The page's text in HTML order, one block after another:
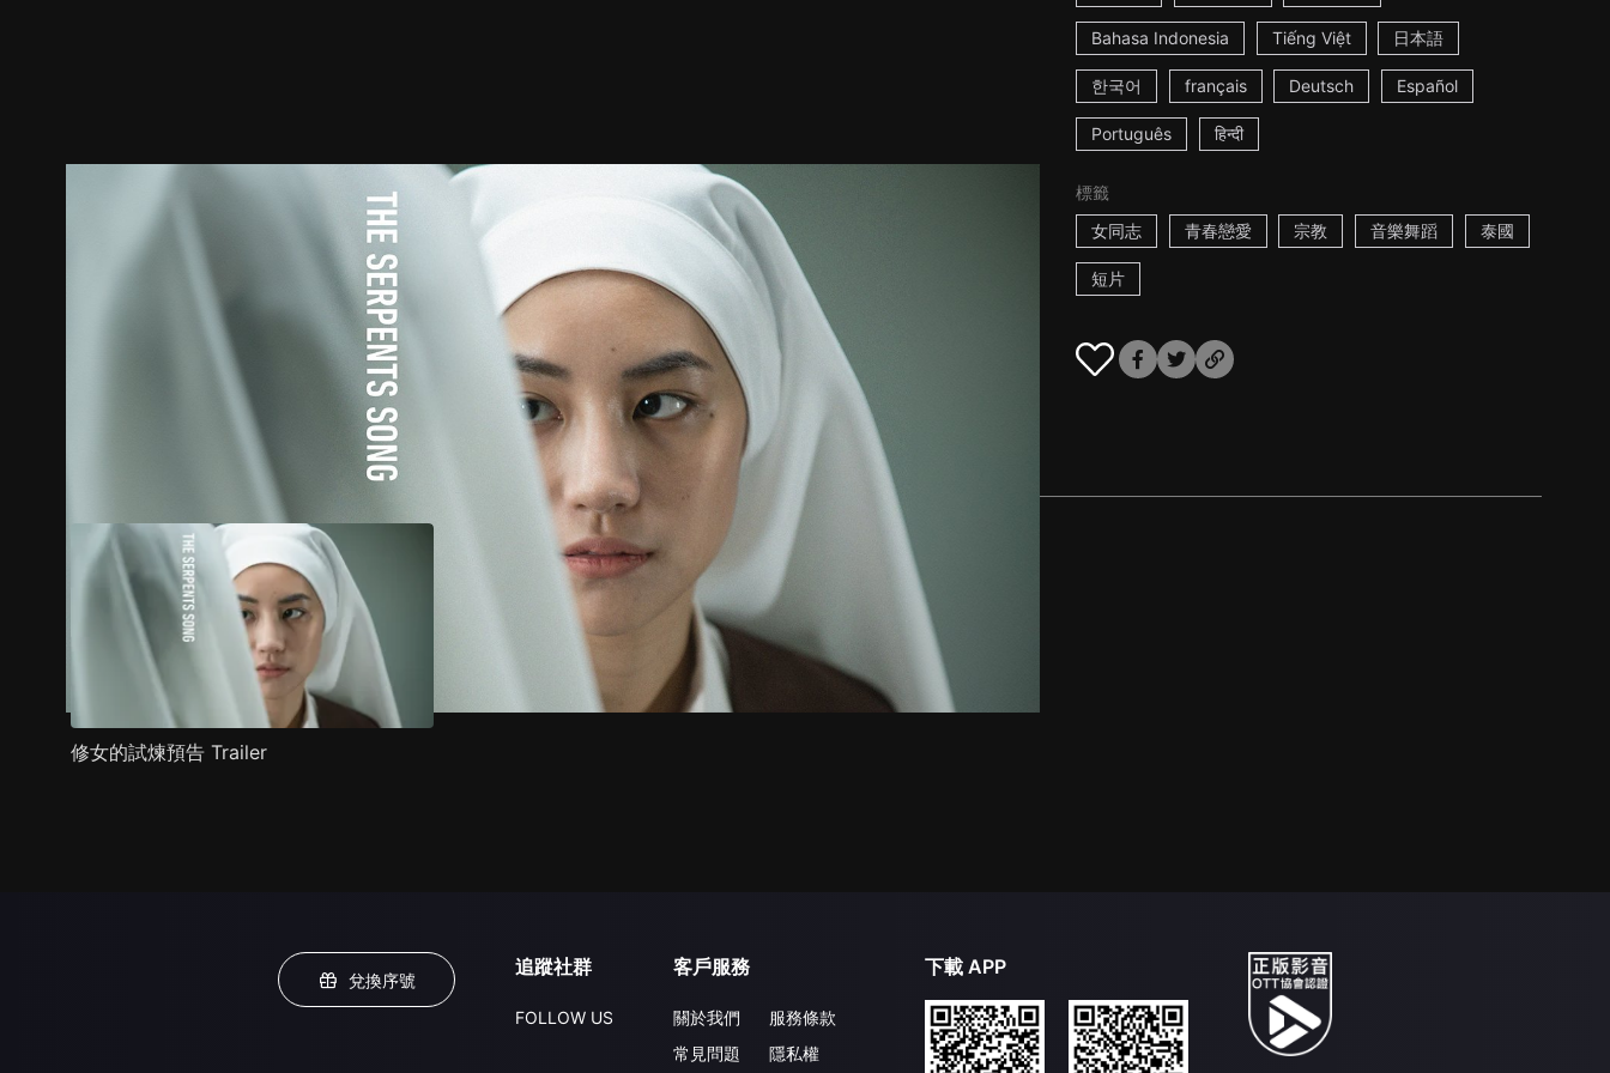
Bahasa Indonesia Tiếng Việt 日本語
한국어 français Deutsch Español
Português हिन्दी
標籤
女同志
青春戀愛 宗教 音樂舞蹈 泰國
短片
推薦影片 劇情介紹
修女的試煉預告 Trailer
兌換序號
追蹤社群
FOLLOW US
客戶服務
關於我們
常見問題
服務條款
隱私權
下載 APP